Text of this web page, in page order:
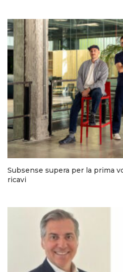
Subsense supera per la prima
ricavi